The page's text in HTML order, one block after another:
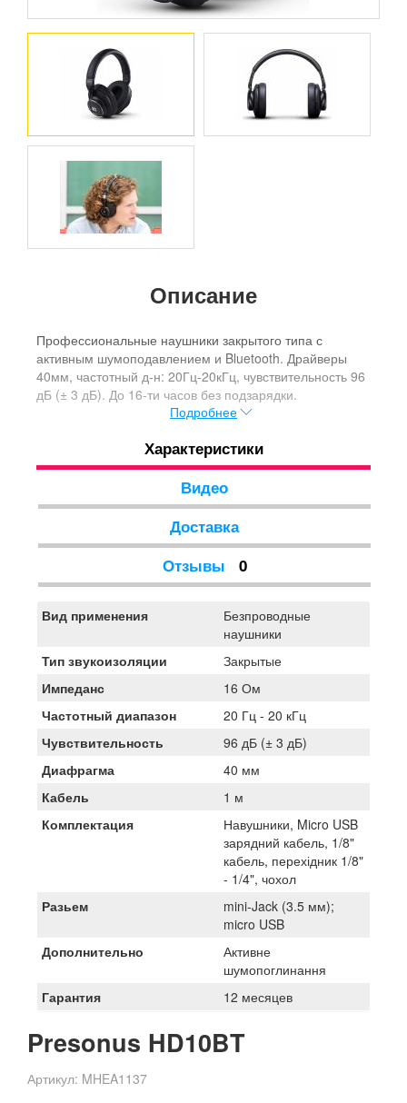
Описание
Профессиональные наушники закрытого типа с
активным шумоподавлением и Bluetooth. Драйверы
40мм, частотный д-н: 20Гц-20кГц, чувствительность 96
дБ (± 3 дБ). До 16-ти часов без подзарядки.
Подробнее
Характеристики
Видео
Доставка
Отзывы
0
Вид применения
Безпроводные
наушники
Тип звукоизоляции
Закрытые
Импеданс
16 Ом
Частотный диапазон
20 Гц - 20 кГц
Чувствительность
96 дБ (± 3 дБ)
Диафрагма
40 мм
Кабель
1 м
Комплектация
Навушники, Micro USB
зарядний кабель, 1/8"
кабель, перехідник 1/8"
- 1/4", чохол
Разьем
mini-Jack (3.5 мм);
micro USB
Дополнительно
Активне
шумопоглинання
Гарантия
12 месяцев
Presonus HD10BT
Артикул: MHEA1137